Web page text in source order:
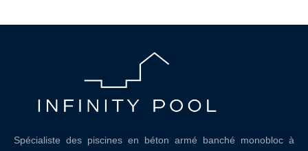
Spécialiste des piscines en béton armé banché monobloc à